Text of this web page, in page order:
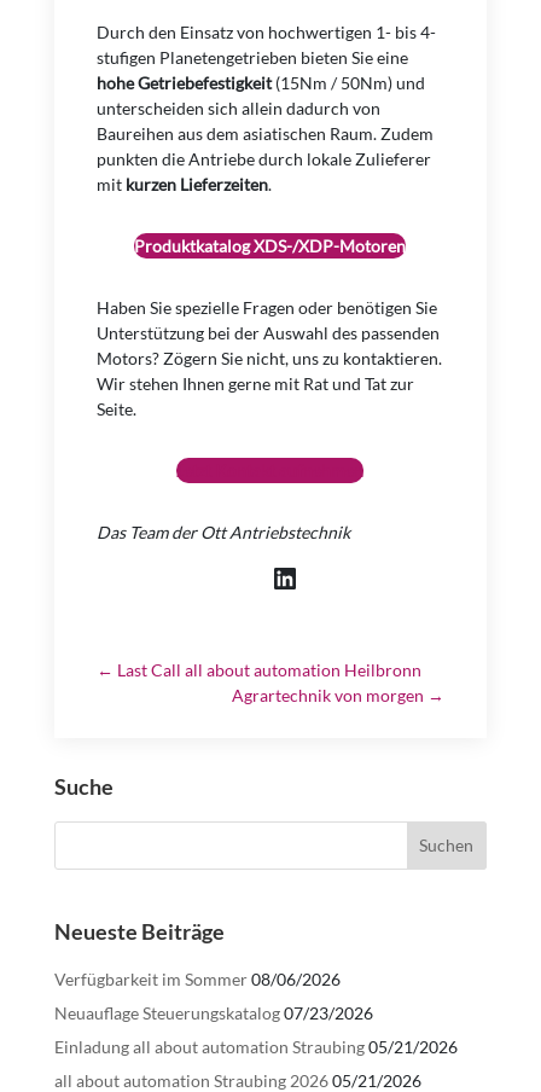
Durch den Einsatz von hochwertigen 1- bis 4-
stufigen Planetengetrieben bieten Sie eine
hohe Getriebefestigkeit(15Nm / 50Nm) und
unterscheiden sich allein dadurch von
Baureihen aus dem asiatischen Raum. Zudem
punkten die Antriebe durch lokale Zulieferer
mit kurzen Lieferzeiten.
Produktkatalog XDS-/XDP-Motoren
Haben Sie spezielle Fragen oder benötigen Sie
Unterstützung bei der Auswahl des passenden
Motors? Zögern Sie nicht, uns zu kontaktieren.
Wir stehen Ihnen gerne mit Rat und Tat zur
Seite.
Jetzt Kontakt aufnehmen
Das Team der Ott Antriebstechnik
LinkedIn
← Last Call all about automation Heilbronn
Agrartechnik von morgen →
Suche
Neueste Beiträge
Verfügbarkeit im Sommer08/06/2026
Neuauflage Steuerungskatalog07/23/2026
Einladung all about automation Straubing05/21/2026
all about automation Straubing 202605/21/2026